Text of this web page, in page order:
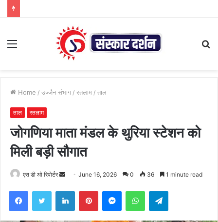
Menu
Home / उज्जैन संभाग / रतलाम / ताल
ताल रतलाम
जोगणिया माता मंडल के थुरिया स्टेशन को
मिली बड़ी सौगात
एस डी ओ रिपोर्टर
Send June 16, 2026 0 36 1 minute read
FacebookTwitter LinkedInPinterestMessengerWhatsAppTelegram